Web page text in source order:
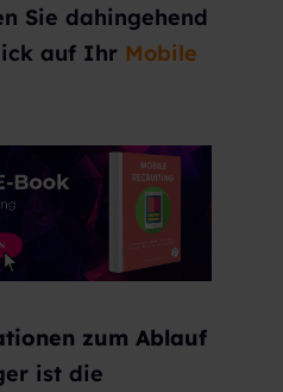
Sie dahingehend
auf Ihr Mobile
zum Ablauf
ist die